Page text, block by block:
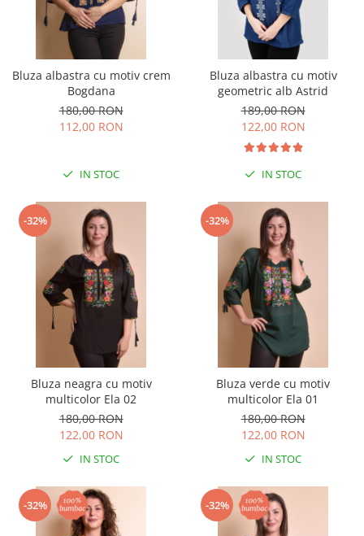
Bluza albastra cu motiv crem
Bogdana
180,00 RON
112,00 RON
IN STOC
Bluza albastra cu motiv
geometric alb Astrid
189,00 RON
122,00 RON
IN STOC
-32%
Bluza neagra cu motiv
multicolor Ela 02
180,00 RON
122,00 RON
IN STOC
-32%
Bluza verde cu motiv
multicolor Ela 01
180,00 RON
122,00 RON
IN STOC
-32% -32%